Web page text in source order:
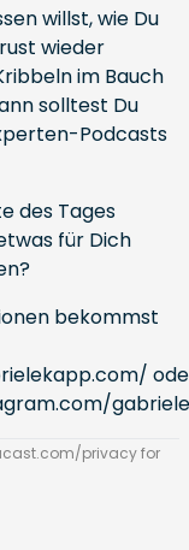
willst, wie Du
wieder
im Bauch
solltest Du
Podcasts
des Tages
für Dich
bekommst
privacyfor